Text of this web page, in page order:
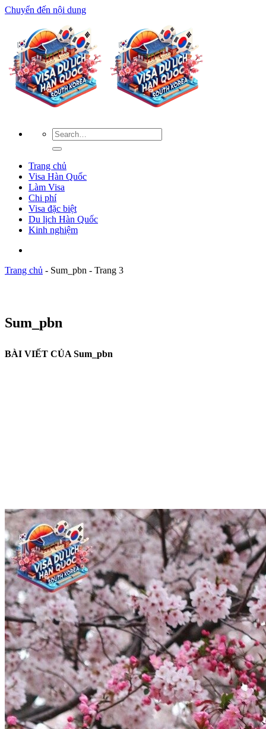
Chuyển đến nội dung
Trang chủ
Visa Hàn Quốc
Làm Visa
Chi phí
Visa đặc biệt
Du lịch Hàn Quốc
Kinh nghiệm
Trang chủ - Sum_pbn - Trang 3
Sum_pbn
BÀI VIẾT CỦA Sum_pbn